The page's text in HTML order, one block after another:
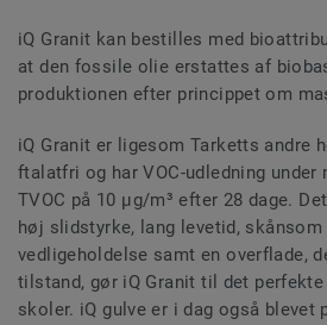
iQ Granit kan bestilles med
at den fossile olie erstattes af
produktionen efter princippet om
iQ Granit er ligesom Tarketts andre
ftalatfri og har VOC-udledning under
TVOC på 10 µg/m³ efter 28 dage.
høj slidstyrke, lang levetid,
vedligeholdelse samt en overflade,
tilstand, gør iQ Granit til det
skoler. iQ gulve er i dag også blevet